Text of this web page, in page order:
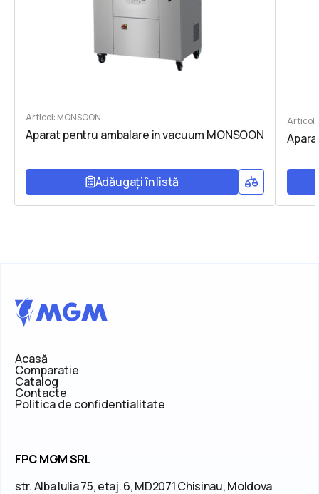
Articol: MONSOON
Aparat pentru ambalare in vacuum MONSOON
Adăugați în listă
Articol:
Acasă
Comparatie
Catalog
Contacte
Politica de confidentialitate
FPC MGM SRL
str. Alba Iulia 75, etaj. 6, MD2071 Chisinau, Moldova